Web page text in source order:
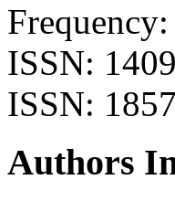
ISSN:
ISSN:
Authors